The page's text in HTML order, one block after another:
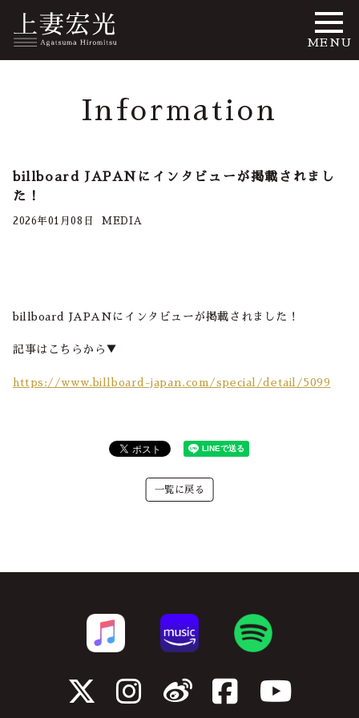
MENU
Information
billboard JAPANにインタビューが掲載されまし
た！
2026年01月08日 MEDIA
billboard JAPANにインタビューが掲載されました！
記事はこちらから▼
https://www.billboard-japan.com/special/detail/5099
一覧に戻る